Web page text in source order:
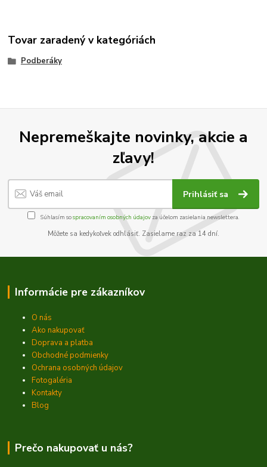
Tovar zaradený v kategóriách
Podberáky
Nepremeškajte novinky, akcie a
zľavy!
Prihlásiť sa
Súhlasím sospracovaním osobných údajov za účelom zasielania newslettera.
Môžete sa kedykoľvek odhlásiť. Zasielame raz za 14 dní.
Informácie pre zákazníkov
O nás
Ako nakupovať
Doprava a platba
Obchodné podmienky
Ochrana osobných údajov
Fotogaléria
Kontakty
Blog
Prečo nakupovať u nás?